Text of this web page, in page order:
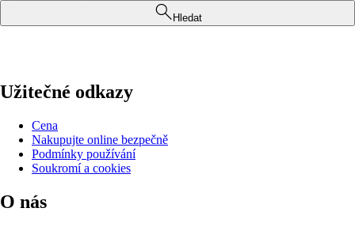
Hledat
Užitečné odkazy
Cena
Nakupujte online bezpečně
Podmínky používání
Soukromí a cookies
O nás